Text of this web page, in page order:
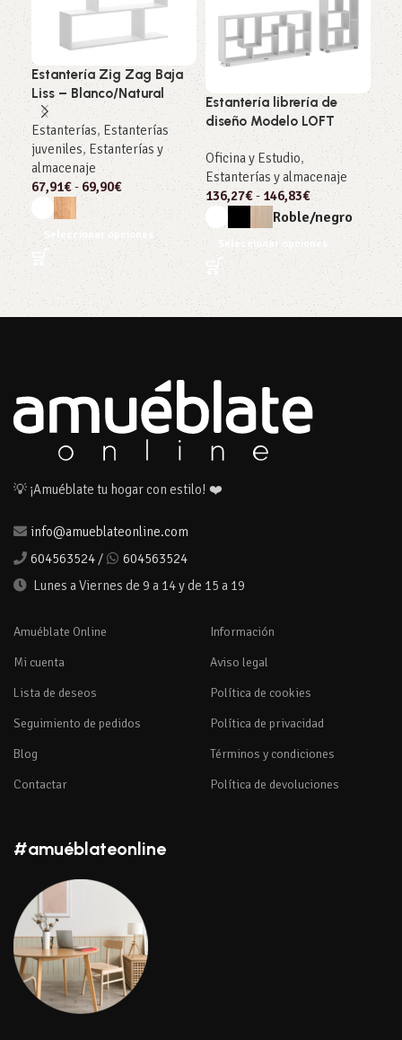
Estantería Zig Zag Baja
Liss – Blanco/Natural
Estanterías, Estanterías
juveniles, Estanterías y
almacenaje
67,91€- 69,90€
Seleccionar opciones
Estantería librería de
diseño Modelo LOFT
Oficina y Estudio,
Estanterías y almacenaje
136,27€- 146,83€
Roble/negro
Seleccionar opciones
💡 ¡Amuéblate tu hogar con estilo! ❤️
info@amueblateonline.com
604563524 /
604563524
Lunes a Viernes de 9 a 14 y de 15 a 19
Amuéblate Online
Mi cuenta
Lista de deseos
Seguimiento de pedidos
Blog
Contactar
Información
Aviso legal
Política de cookies
Política de privacidad
Términos y condiciones
Política de devoluciones
#amuéblateonline